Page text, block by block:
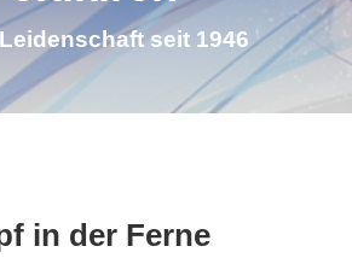
seit 1946
in der Ferne